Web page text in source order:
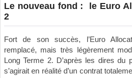
Le nouveau fond : le Euro
2
Fort de son succès, l’Euro
remplacé, mais très légèrement
Long Terme 2. D’après les dires du
s’agirait en réalité d’un contrat